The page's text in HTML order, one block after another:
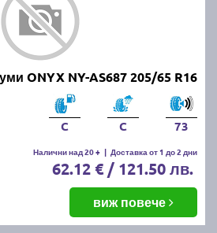
ONYX NY-AS687 205/65 R16
C C 73
Налични над 20 + | Доставка от 1 до 2 дни
62.12 € / 121.50 лв.
виж повече